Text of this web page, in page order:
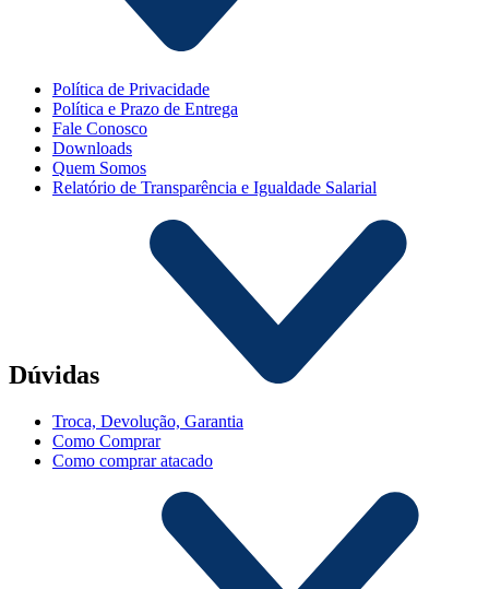
Política de Privacidade
Política e Prazo de Entrega
Fale Conosco
Downloads
Quem Somos
Relatório de Transparência e Igualdade Salarial
Dúvidas
Troca, Devolução, Garantia
Como Comprar
Como comprar atacado